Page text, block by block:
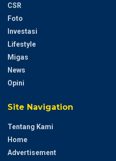
CSR
Foto
Investasi
Lifestyle
Migas
News
Opini
Site Navigation
Tentang Kami
Home
Advertisement